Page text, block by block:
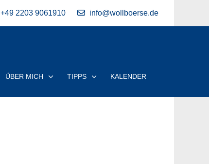
+49 2203 9061910 info@wollboerse.de
ÜBER MICH TIPPS KALENDER